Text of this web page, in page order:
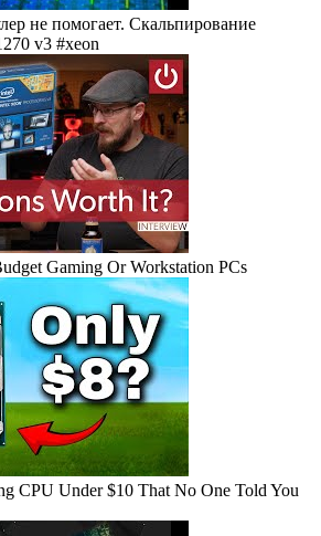
не помогает. Скальпирование
v3 #xeon
Gaming Or Workstation PCs
CPU Under $10 That No One Told You